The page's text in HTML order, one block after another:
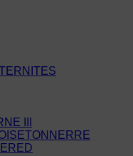
III